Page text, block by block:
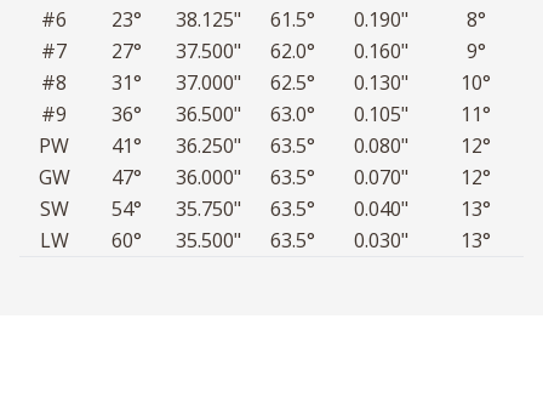
#6
23° 38.125" 61.5° 0.190"
8°
#7
27° 37.500" 62.0° 0.160"
9°
#8
31° 37.000" 62.5° 0.130"
10°
#9
36° 36.500" 63.0° 0.105"
11°
PW
41° 36.250" 63.5° 0.080"
12°
GW
47° 36.000" 63.5° 0.070"
12°
SW
54° 35.750" 63.5° 0.040"
13°
LW
60° 35.500" 63.5° 0.030" 13°